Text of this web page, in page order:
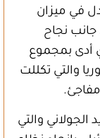
في ميزان
جانب نجاح
أدى بمجموع
والتي تكللت
الجولاني والتي